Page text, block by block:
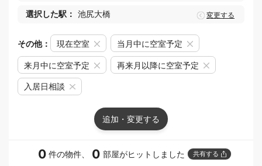
選択した駅： 池尻大橋 変更する
その他： 現在空室 当月中に空室予定
来月中に空室予定 再来月以降に空室予定
入居日相談
追加・変更する
0 件の物件、 0 部屋がヒットしました 共有する